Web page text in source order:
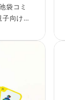
袋コミ
向け講
室』を